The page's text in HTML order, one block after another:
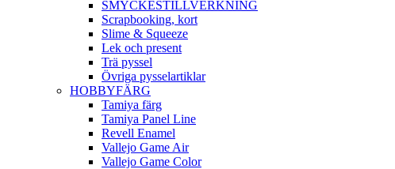
SMYCKESTILLVERKNING
Scrapbooking, kort
Slime & Squeeze
Lek och present
Trä pyssel
Övriga pysselartiklar
HOBBYFÄRG
Tamiya färg
Tamiya Panel Line
Revell Enamel
Vallejo Game Air
Vallejo Game Color